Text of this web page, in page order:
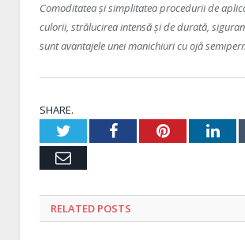
Comoditatea și simplitatea procedurii de
culorii, strălucirea intensă şi de durată,
sunt avantajele unei manichiuri cu ojă
SHARE.
TwitterFacebookPinterest
Email
RELATED POSTS